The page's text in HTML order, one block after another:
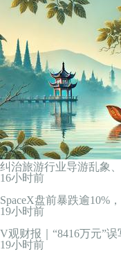
纠治旅游行业导游乱象
16小时前